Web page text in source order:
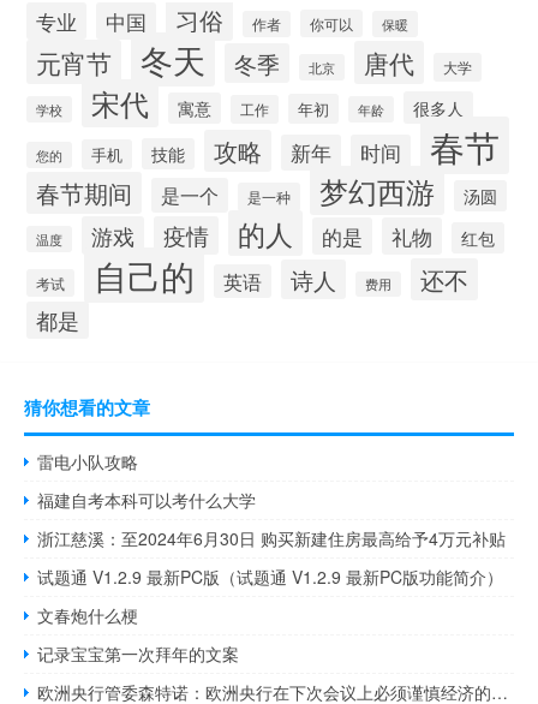
专业 中国 习俗 作者 你可以 保暖
元宵节 冬天 冬季 北京 唐代 大学
学校 宋代 寓意 工作 年初 年龄 很多人
您的 手机 技能 攻略 新年 时间 春节
春节期间 是一个 是一种 梦幻西游 汤圆
温度 游戏 疫情 的人 的是 礼物 红包
考试 自己的 英语 诗人 费用 还不
都是
猜你想看的文章
雷电小队攻略
福建自考本科可以考什么大学
浙江慈溪：至2024年6月30日 购买新建住房最高给予4万元补贴
试题通 V1.2.9 最新PC版（试题通 V1.2.9 最新PC版功能简介）
文春炮什么梗
记录宝宝第一次拜年的文案
欧洲央行管委森特诺：欧洲央行在下次会议上必须谨慎经济的下行风险已经显现出来